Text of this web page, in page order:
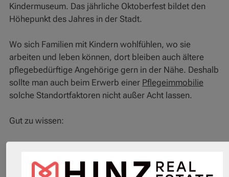
Kindermuseum. Das jährliche Oktoberfest bildet den
Höhepunkt des Jahres in der Stadt.
Wo sich Familien mit Kindern wohlfühlen, wo sie
arbeiten und leben können, dort bleiben auch ältere
pflegebedürftige Angehörige gern in der Nähe. Deshalb
sollte man auch beim Erwerb einer Pflegeimmobilie
solche Standortfaktoren nicht außer Acht lassen.
Gut zu wissen:
umfangreiche Auswertungen der Mikro- und Makrolage